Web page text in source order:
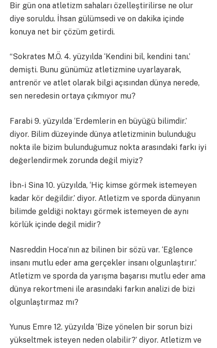
Bir gün ona atletizm sahaları özelleştirilirse ne olur
diye soruldu. İhsan gülümsedi ve on dakika içinde
konuya net bir çözüm getirdi.
“Sokrates M.Ö. 4. yüzyılda ‘Kendini bil, kendini tanı.’
demişti. Bunu günümüz atletizmine uyarlayarak,
antrenör ve atlet olarak bilgi açısından dünya nerede,
sen neredesin ortaya çıkmıyor mu?
Farabi 9. yüzyılda ‘Erdemlerin en büyüğü bilimdir.’
diyor. Bilim düzeyinde dünya atletizminin bulunduğu
nokta ile bizim bulunduğumuz nokta arasındaki farkı iyi
değerlendirmek zorunda değil miyiz?
İbn-i Sina 10. yüzyılda, ‘Hiç kimse görmek istemeyen
kadar kör değildir.’ diyor. Atletizm ve sporda dünyanın
bilimde geldiği noktayı görmek istemeyen de aynı
körlük içinde değil midir?
Nasreddin Hoca’nın az bilinen bir sözü var. ‘Eğlence
insanı mutlu eder ama gerçekler insanı olgunlaştırır.’
Atletizm ve sporda da yarışma başarısı mutlu eder ama
dünya rekortmeni ile arasındaki farkın analizi de bizi
olgunlaştırmaz mı?
Yunus Emre 12. yüzyılda ‘Bize yönelen bir sorun bizi
yükseltmek isteyen neden olabilir?’ diyor. Atletizm ve